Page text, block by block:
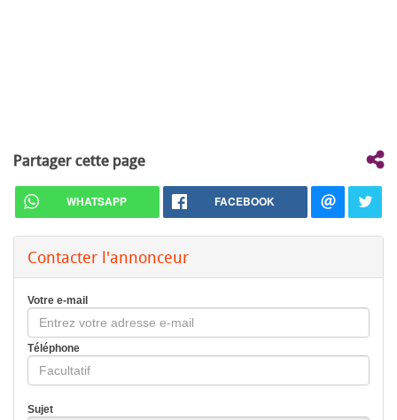
Partager cette page
WHATSAPP FACEBOOK
Contacter l'annonceur
Votre e-mail
Téléphone
Sujet